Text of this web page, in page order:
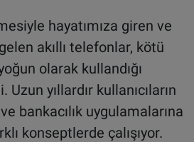
hayatımıza giren ve
akıllı telefonlar, kötü
olarak kullandığı
yıllardır kullanıcıların
bankacılık uygulamalarına
konseptlerde çalışıyor.